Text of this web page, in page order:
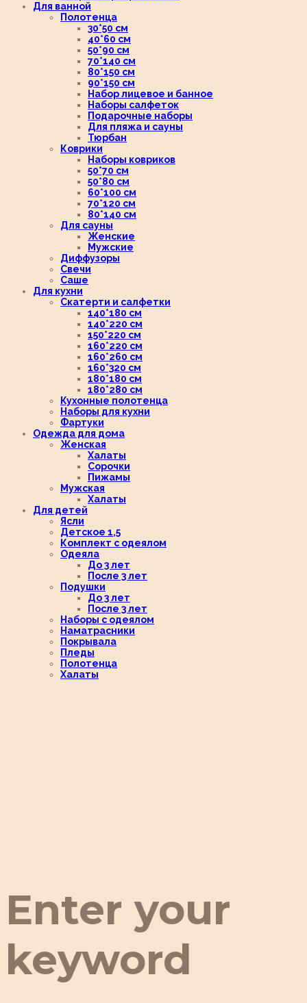
Для ванной
Полотенца
30*50 см
40*60 см
50*90 см
70*140 см
80*150 см
90*150 см
Набор лицевое и банное
Наборы салфеток
Подарочные наборы
Для пляжа и сауны
Тюрбан
Коврики
Наборы ковриков
50*70 см
50*80 см
60*100 см
70*120 см
80*140 см
Для сауны
Женские
Мужские
Диффузоры
Свечи
Саше
Для кухни
Скатерти и салфетки
140*180 см
140*220 см
150*220 см
160*220 см
160*260 см
160*320 см
180*180 см
180*280 см
Кухонные полотенца
Наборы для кухни
Фартуки
Одежда для дома
Женская
Халаты
Сорочки
Пижамы
Мужская
Халаты
Для детей
Ясли
Детское 1,5
Комплект с одеялом
Одеяла
До 3 лет
После 3 лет
Подушки
До 3 лет
После 3 лет
Наборы с одеялом
Наматрасники
Покрывала
Пледы
Полотенца
Халаты
Enter your
keyword